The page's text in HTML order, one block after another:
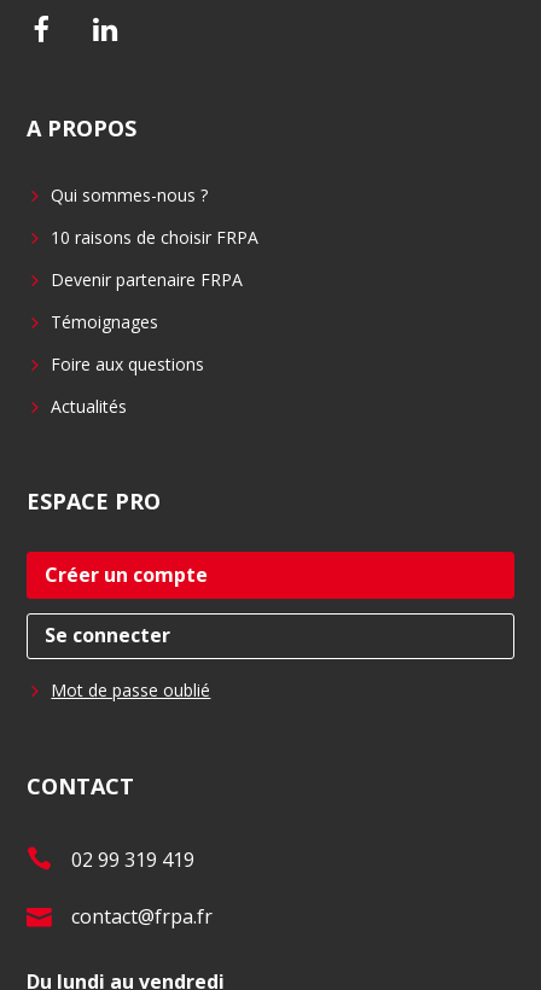
F
e
o
o
L
k
d
i
A PROPOS
Qui sommes-nous ?
10 raisons de choisir FRPA
Devenir partenaire FRPA
Témoignages
Foire aux questions
Actualités
ESPACE PRO
Créer un compte
Se connecter
Mot de passe oublié
CONTACT
T
l
.
02 99 319 419
E
contact@frpa.fr
Du lundi au vendredi